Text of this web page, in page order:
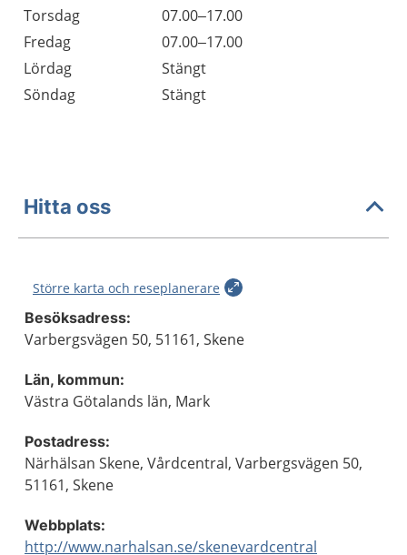
Torsdag
07.00–17.00
Fredag
07.00–17.00
Lördag
Stängt
Söndag
Stängt
Hitta oss
Större karta och reseplanerare
Besöksadress:
Varbergsvägen 50, 51161, Skene
Län, kommun:
Västra Götalands län, Mark
Postadress:
Närhälsan Skene, Vårdcentral, Varbergsvägen 50,
51161, Skene
Webbplats:
http://www.narhalsan.se/skenevardcentral